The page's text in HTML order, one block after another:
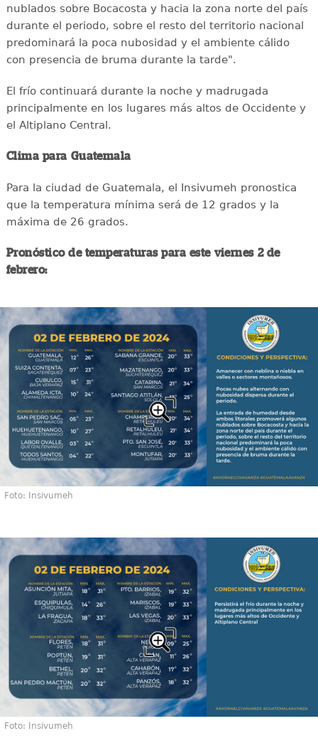
nublados sobre Bocacosta y hacia la zona norte del país
durante el periodo, sobre el resto del territorio nacional
predominará la poca nubosidad y el ambiente cálido
con presencia de bruma durante la tarde".
El frío continuará durante la noche y madrugada
principalmente en los lugares más altos de Occidente y
el Altiplano Central.
Clima para Guatemala
Para la ciudad de Guatemala, el Insivumeh pronostica
que la temperatura mínima será de 12 grados y la
máxima de 26 grados.
Pronóstico de temperaturas para este viernes 2 de
febrero:
Foto: Insivumeh
Foto: Insivumeh